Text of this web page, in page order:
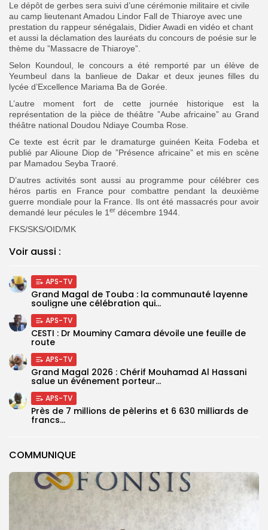
COMMUNIQUE
Le dépôt de gerbes sera suivi d’une cérémonie militaire et civile
au camp lieutenant Amadou Lindor Fall de Thiaroye avec une
prestation du rappeur sénégalais, Didier Awadi en vidéo et chant
et aussi la déclamation des lauréats du concours de poésie sur le
thème du ”Massacre de Thiaroye”.
Selon Koundoul, le concours a été remporté par un élève de
Yeumbeul dans la banlieue de Dakar et deux jeunes filles du
lycée d’Excellence Mariama Ba de Gorée.
L’autre moment fort de cette journée historique est la
représentation de la pièce de théâtre ”Aube africaine” au Grand
théâtre national Doudou Ndiaye Coumba Rose.
Ce texte est écrit par le dramaturge guinéen Keita Fodeba et
publié par Alioune Diop de ”Présence africaine” et mis en scène
par Mamadou Seyba Traoré.
D’autres activités sont aussi au programme pour célébrer ces
héros partis en France pour combattre pendant la deuxième
guerre mondiale pour la France. Ils ont été massacrés pour avoir
demandé leur pécules le 1 er décembre 1944.
FKS/SKS/OID/MK
Voir aussi :
APS-TV
Grand Magal de Touba : la communauté layenne
souligne une célébration qui...
APS-TV
CESTI : Dr Mouminy Camara dévoile une feuille de
route
APS-TV
Grand Magal 2026 : Chérif Mouhamad Al Hassani
salue un événement porteur...
APS-TV
Près de 7 millions de pèlerins et 6 630 milliards de
francs...